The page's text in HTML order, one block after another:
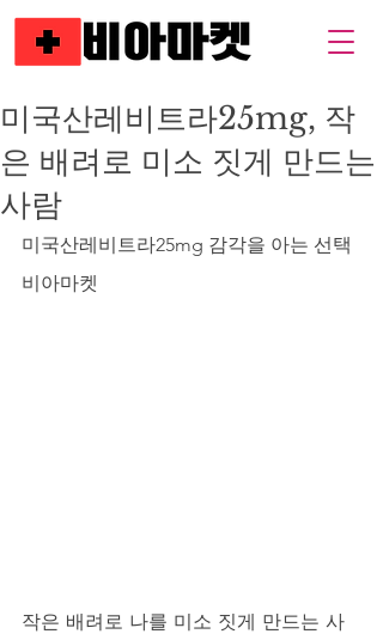
미국산레비트라25mg, 작
은 배려로 미소 짓게 만드는
사람
미국산레비트라25mg 감각을 아는 선택
비아마켓
작은 배려로 나를 미소 짓게 만드는 사